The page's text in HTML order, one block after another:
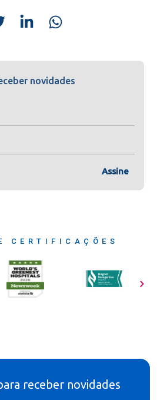
novidades
Assine
CERTIFICAÇÕES
receber novidades